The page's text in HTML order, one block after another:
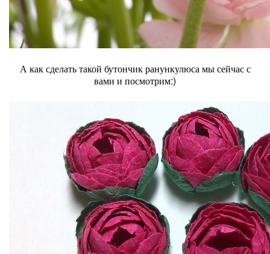
А как сделать такой бутончик ранункулюса мы сейчас с
вами и посмотрим:)